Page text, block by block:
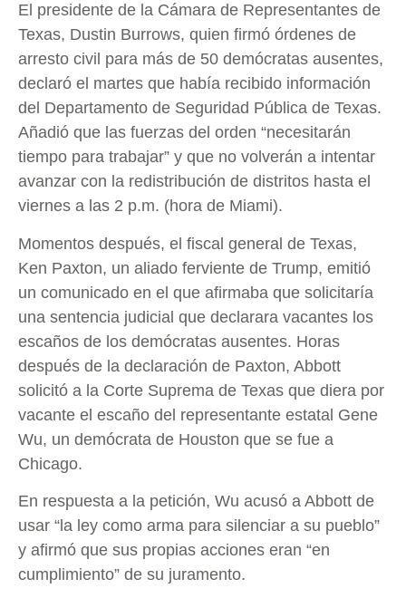
El presidente de la Cámara de Representantes de
Texas, Dustin Burrows, quien firmó órdenes de
arresto civil para más de 50 demócratas ausentes,
declaró el martes que había recibido información
del Departamento de Seguridad Pública de Texas.
Añadió que las fuerzas del orden “necesitarán
tiempo para trabajar” y que no volverán a intentar
avanzar con la redistribución de distritos hasta el
viernes a las 2 p.m. (hora de Miami).
Momentos después, el fiscal general de Texas,
Ken Paxton, un aliado ferviente de Trump, emitió
un comunicado en el que afirmaba que solicitaría
una sentencia judicial que declarara vacantes los
escaños de los demócratas ausentes. Horas
después de la declaración de Paxton, Abbott
solicitó a la Corte Suprema de Texas que diera por
vacante el escaño del representante estatal Gene
Wu, un demócrata de Houston que se fue a
Chicago.
En respuesta a la petición, Wu acusó a Abbott de
usar “la ley como arma para silenciar a su pueblo”
y afirmó que sus propias acciones eran “en
cumplimiento” de su juramento.